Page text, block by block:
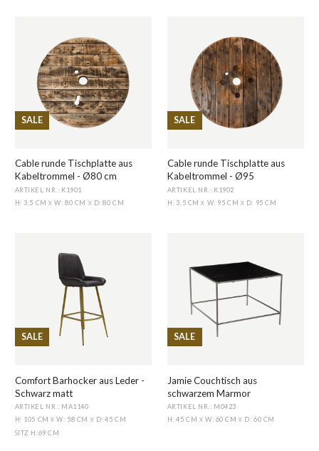
SALE
Cable runde Tischplatte aus
Kabeltrommel - Ø80 cm
ARTIKEL NR.: K1901
H: 3,5 CMX W: 80 CM X D: 80 CM
SALE
Cable runde Tischplatte aus
Kabeltrommel - Ø95
ARTIKEL NR.: K1902
H: 3,5 CMX W: 95 CM X D: 95 CM
SALE
Comfort Barhocker aus Leder -
Schwarz matt
ARTIKEL NR.: MA1140
H: 105 CMX W: 58 CM X D: 45 CM
SITZ H :69 CM
SALE
Jamie Couchtisch aus
schwarzem Marmor
ARTIKEL NR.: M0423
H: 45 CM X W: 60 CMX D: 60 CM